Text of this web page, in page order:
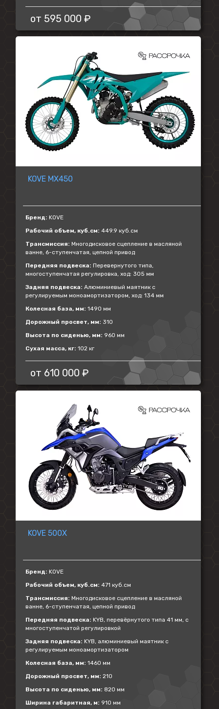
от 595 000 ₽
KOVE MX450
Бренд: KOVE
Рабочий объем, куб.см: 449.9 куб.см
Трансмиссия: Многодисковое сцепление в масляной
ванне, 6-ступенчатая, цепной привод
Передняя подвеска: Перевернутого типа,
многоступенчатая регулировка, ход: 305 мм
Задняя подвеска: Алюминиевый маятник с
регулируемым моноамортизатором, ход: 134 мм
Колесная база, мм: 1490 мм
Дорожный просвет, мм: 310
Высота по сиденью, мм: 960 мм
Сухая масса, кг: 102 кг
от 610 000 ₽
KOVE 500X
Бренд: KOVE
Рабочий объем, куб.см: 471 куб.см
Трансмиссия: Многодисковое сцепление в масляной
ванне, 6-ступенчатая, цепной привод
Передняя подвеска: KYB, перевёрнутого типа 41 мм, с
многоступенчатой регулировкой
Задняя подвеска: KYB, алюминиевый маятник с
регулируемым моноамортизатором
Колесная база, мм: 1460 мм
Дорожный просвет, мм: 210
Высота по сиденью, мм: 820 мм
Ширина габаритная, м: 910 мм